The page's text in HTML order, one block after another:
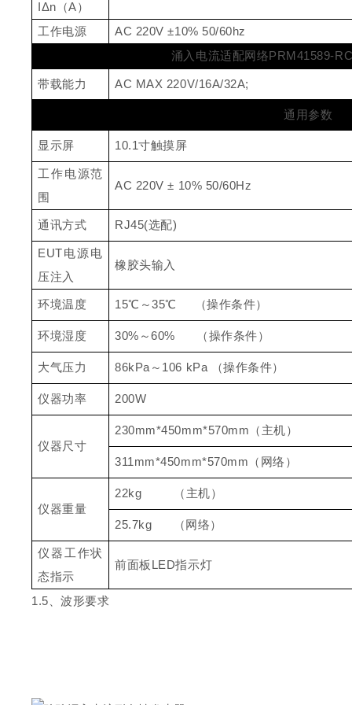
IΔn （A）
工作电源
AC 220V ±10% 50/60hz
涌入电流适配网 络PRM41589-
带载能力 AC MAX 220V/16A/32A;
通用参数
显示屏 10.1寸触摸屏
工作电源范
围
AC 220V ± 10% 50/60Hz
通讯方式 RJ45(选配)
EUT电源电
压注入
橡胶头输入
环境温度 1 5℃ ～35℃ （操作条件）
环境湿度 30% ～60% （操作条件）
大气压力 86kPa ～ 106 kPa （操作条件）
仪器功率 200W
仪器尺寸
230mm*450mm*570mm （主机）
311mm*450mm*570mm （网络）
仪器重量
22kg （主机）
25.7kg （网络）
仪器工作状
态指示
前面板 LED指示灯
1.5 、波形要求